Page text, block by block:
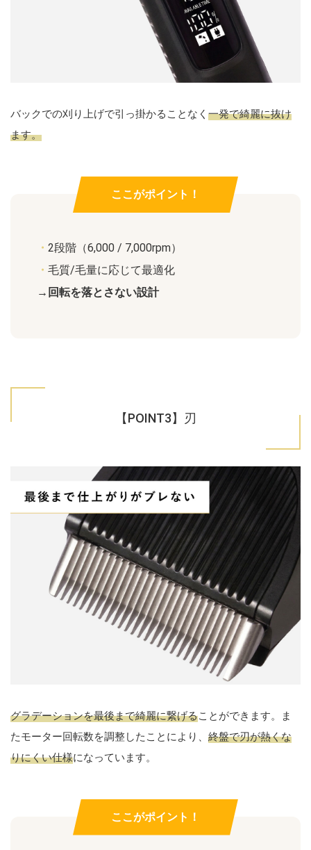
バックでの刈り上げで引っ掛かることなく 一発で綺麗に抜け
ます。
ここがポイント！
・ 2段階（6,000 / 7,000rpm）
・ 毛質/毛量に応じて最適化
→回転を落とさない設計
【POINT3】刃
グラデーションを最後まで綺麗に繋げることができます。ま
たモーター回転数を調整したことにより、 終盤で刃が熱くな
りにくい仕様になっています。
ここがポイント！